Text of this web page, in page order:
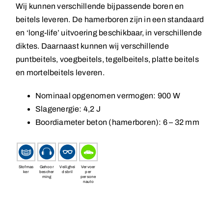
Wij kunnen verschillende bijpassende boren en
beitels leveren. De hamerboren zijn in een standaard
en ‘long-life’ uitvoering beschikbaar, in verschillende
diktes. Daarnaast kunnen wij verschillende
puntbeitels, voegbeitels, tegelbeitels, platte beitels
en mortelbeitels leveren.
Nominaal opgenomen vermogen: 900 W
Slagenergie: 4,2 J
Boordiameter beton (hamerboren): 6 – 32 mm
Stofmas
ker
Gehoor
bescher
ming
Veilighei
dsbril
Vervoer
per
persone
nauto